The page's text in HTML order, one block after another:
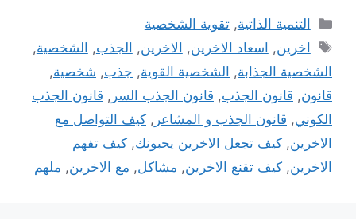
التصنيفات
التنمية الذاتية,تقوية الشخصية
الوسوم
اخرين, اسعاد الاخرين, الاخرين, الجذب, الشخصية,
الشخصية الجذابة, الشخصية القوية, جذب, شخصية,
قانون, قانون الجذب, قانون الجذب السر , قانون الجذب
الكوني, قانون الجذب و المشاعر , كيف التواصل مع
الاخرين, كيف تجعل الاخرين يحبونك, كيف تفهم
الاخرين, كيف تقنع الاخرين, مشاكل, مع الاخرين, ملهم